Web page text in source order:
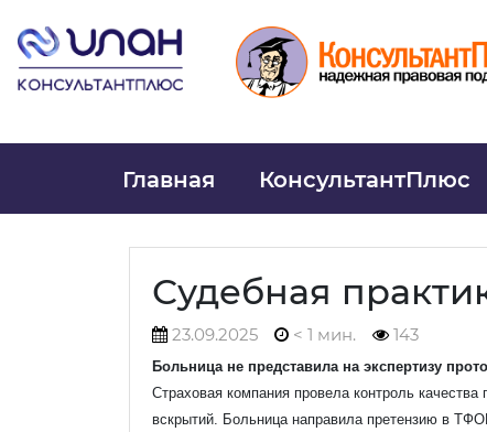
Главная КонсультантПлюс
Судебная
23.09.2025 < 1 мин. 143
Больница не представила на экспертизу
Страховая компания провела контроль
вскрытий. Больница направила претензию в